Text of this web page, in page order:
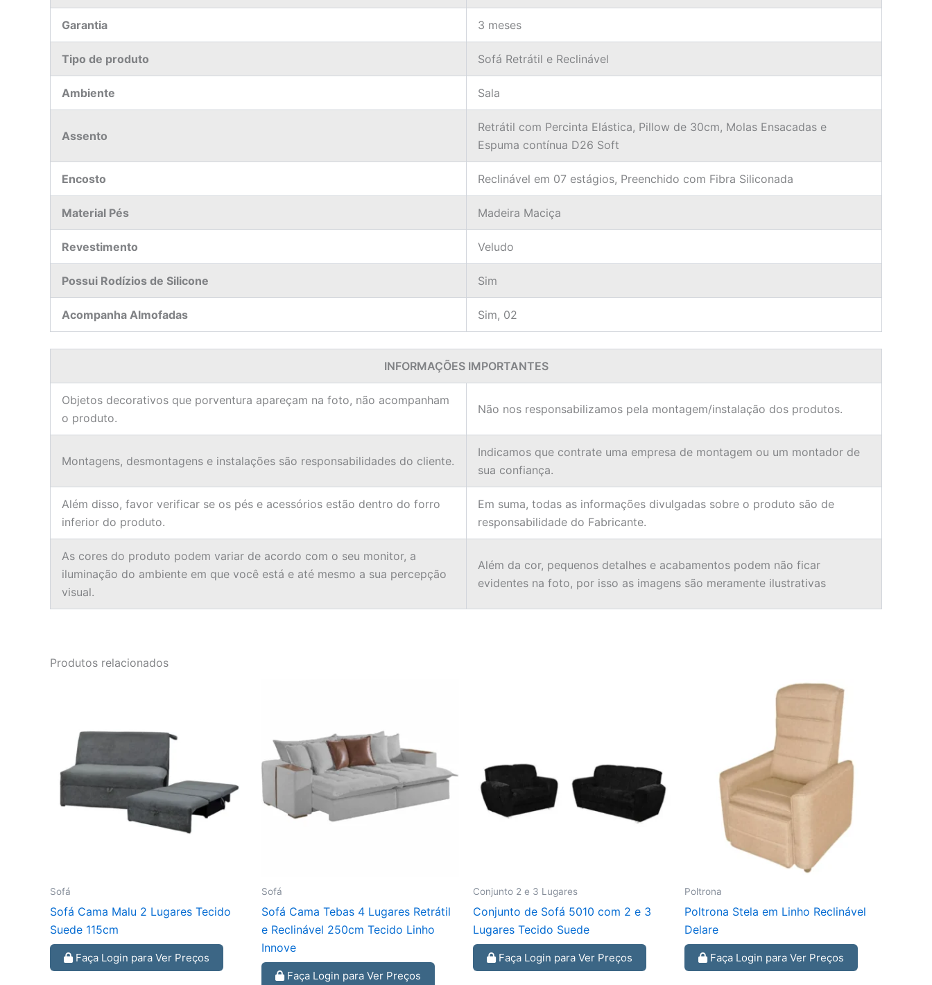
Garantia 3 meses
Tipo de produto Sofá Retrátil e Reclinável
Ambiente Sala
Assento
Retrátil com Percinta Elástica, Pillow de 30cm, Molas Ensacadas e
Espuma contínua D26 Soft
Encosto Reclinável em 07 estágios, Preenchido com Fibra Siliconada
Material Pés Madeira Maciça
Revestimento Veludo
Possui Rodízios de Silicone Sim
Acompanha Almofadas Sim, 02
INFORMAÇÕES IMPORTANTES
Objetos decorativos que porventura apareçam na foto, não acompanham
o produto.
Não nos responsabilizamos pela montagem/instalação dos produtos.
Montagens, desmontagens e instalações são responsabilidades do cliente.
Indicamos que contrate uma empresa de montagem ou um montador de
sua confiança.
Além disso, favor verificar se os pés e acessórios estão dentro do forro
inferior do produto.
Em suma, todas as informações divulgadas sobre o produto são de
responsabilidade do Fabricante.
As cores do produto podem variar de acordo com o seu monitor, a
iluminação do ambiente em que você está e até mesmo a sua percepção
visual.
Além da cor, pequenos detalhes e acabamentos podem não ficar
evidentes na foto, por isso as imagens são meramente ilustrativas
Produtos relacionados
Sofá
Sofá Cama Malu 2 Lugares Tecido
Suede 115cm
Faça Login para Ver Preços
Sofá
Sofá Cama Tebas 4 Lugares Retrátil
e Reclinável 250cm Tecido Linho
Innove
Faça Login para Ver Preços
Conjunto 2 e 3 Lugares
Conjunto de Sofá 5010 com 2 e 3
Lugares Tecido Suede
Faça Login para Ver Preços
Poltrona
Poltrona Stela em Linho Reclinável
Delare
Faça Login para Ver Preços